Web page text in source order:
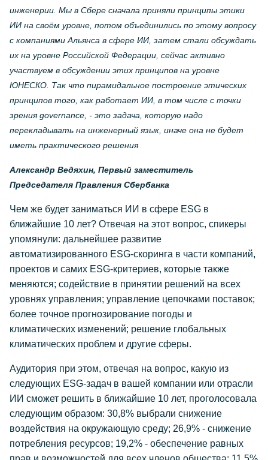
инженерии. Мы в Сбере сначала приняли принципы этики
ИИ на своём уровне, потом объединились по этому вопросу
с компаниями Альянса в сфере ИИ, затем стали обсуждать
их на уровне Российской Федерации, сейчас активно
участвуем в обсуждении этих принципов на уровне
ЮНЕСКО. Так что пирамидальное построение этических
принципов того, как работает ИИ, в том числе с точки
зрения governance, - это задача, которую надо
перекладывать на инженерный язык, иначе она не будет
иметь практического решения
Александр Ведяхин, Первый заместитель
Председателя Правления Сбербанка
Чем же будет заниматься ИИ в сфере ESG в
ближайшие 10 лет? Отвечая на этот вопрос, спикеры
упомянули: дальнейшее развитие
автоматизированного ESG-скоринга в части компаний,
проектов и самих ESG-критериев, которые также
меняются; содействие в принятии решений на всех
уровнях управления; управление цепочками поставок;
более точное прогнозирование погоды и
климатических изменений; решение глобальных
климатических проблем и другие сферы.
Аудитория при этом, отвечая на вопрос, какую из
следующих ESG-задач в вашей компании или отрасли
ИИ сможет решить в ближайшие 10 лет, проголосовала
следующим образом: 30,8% выбрали снижение
воздействия на окружающую среду; 26,9% - снижение
потребления ресурсов; 19,2% - обеспечение равных